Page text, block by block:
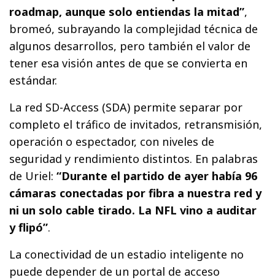
roadmap, aunque solo entiendas la mitad”,
bromeó, subrayando la complejidad técnica de
algunos desarrollos, pero también el valor de
tener esa visión antes de que se convierta en
estándar.
La red SD-Access (SDA) permite separar por
completo el tráfico de invitados, retransmisión,
operación o espectador, con niveles de
seguridad y rendimiento distintos. En palabras
de Uriel:“Durante el partido de ayer había 96
cámaras conectadas por fibra a nuestra red y
ni un solo cable tirado. La NFL vino a auditar
y flipó”.
La conectividad de un estadio inteligente no
puede depender de un portal de acceso